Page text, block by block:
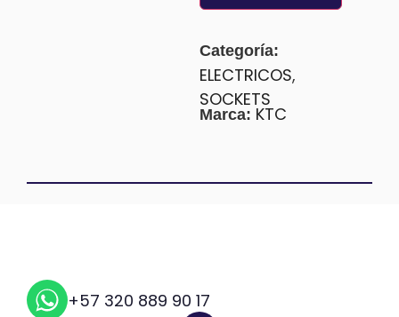
Categoría:
ELECTRICOS,
SOCKETS
Marca: KTC
+57 320 889 90 17